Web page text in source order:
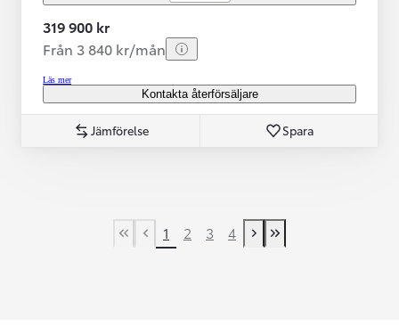
319 900 kr
Från 3 840 kr/mån
Läs mer
Kontakta återförsäljare
Jämförelse Spara
First Page
Previous page
1 2 3 4
Next page
Last Page